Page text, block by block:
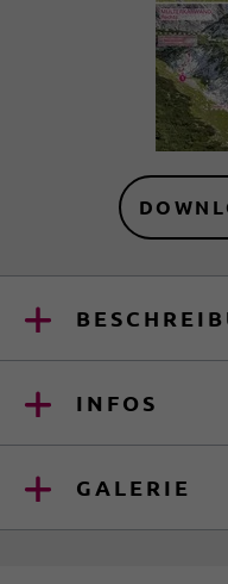
INFOS
GALERIE